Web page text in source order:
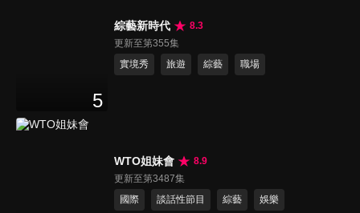
5
綜藝新時代
8.3
更新至第355集
實境秀
旅遊 綜藝 職場
WTO姐妹會
8.9
更新至第3487集
國際
談話性節目 綜藝 娛樂